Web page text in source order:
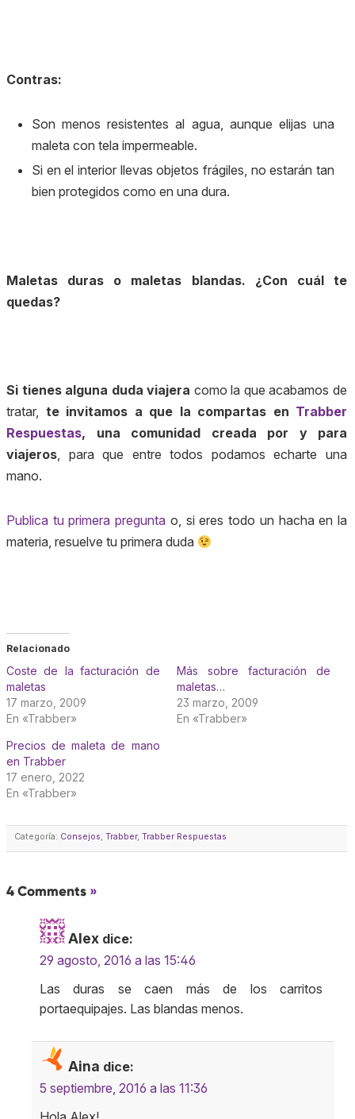
Contras:
Son menos resistentes al agua, aunque elijas una
maleta con tela impermeable.
Si en el interior llevas objetos frágiles, no estarán tan
bien protegidos como en una dura.
Maletas duras o maletas blandas. ¿Con cuál te
quedas?
Si tienes alguna duda viajera como la que acabamos de
tratar, te invitamos a que la compartas en Trabber
Respuestas, una comunidad creada por y para
viajeros, para que entre todos podamos echarte una
mano.
Publica tu primera pregunta o, si eres todo un hacha en la
materia, resuelve tu primera duda
Relacionado
Coste de la facturación de
maletas
17 marzo, 2009
En «Trabber»
Más sobre facturación de
maletas…
23 marzo, 2009
En «Trabber»
Precios de maleta de mano
en Trabber
17 enero, 2022
En «Trabber»
Categoría: Consejos Trabber, Trabber Respuestas
4 Comments »
Alex dice:
29 agosto, 2016 a las 15:46
Las duras se caen más de los carritos
portaequipajes. Las blandas menos.
Aina dice:
5 septiembre, 2016 a las 11:36